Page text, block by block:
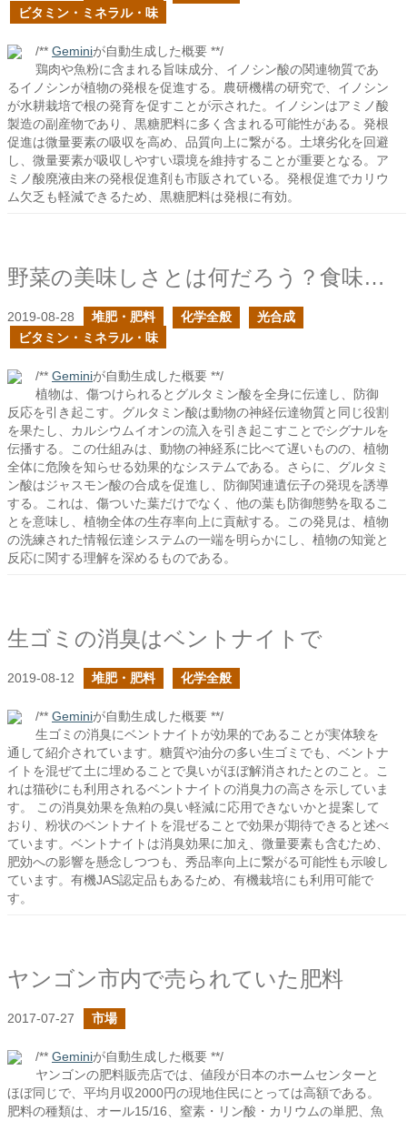
ビタミン・ミネラル・味
/** Geminiが自動生成した概要 **/
鶏肉や魚粉に含まれる旨味成分、イノシン酸の関連物質であ
るイノシンが植物の発根を促進する。農研機構の研究で、イノシン
が水耕栽培で根の発育を促すことが示された。イノシンはアミノ酸
製造の副産物であり、黒糖肥料に多く含まれる可能性がある。発根
促進は微量要素の吸収を高め、品質向上に繋がる。土壌劣化を回避
し、微量要素が吸収しやすい環境を維持することが重要となる。ア
ミノ酸廃液由来の発根促進剤も市販されている。発根促進でカリウ
ム欠乏も軽減できるため、黒糖肥料は発根に有効。
野菜の美味しさとは何だろう？食味の向上
2019-08-28 堆肥・肥料 化学全般
光合成
ビタミン・ミネラル・味
/** Geminiが自動生成した概要 **/
植物は、傷つけられるとグルタミン酸を全身に伝達し、防御
反応を引き起こす。グルタミン酸は動物の神経伝達物質と同じ役割
を果たし、カルシウムイオンの流入を引き起こすことでシグナルを
伝播する。この仕組みは、動物の神経系に比べて遅いものの、植物
全体に危険を知らせる効果的なシステムである。さらに、グルタミ
ン酸はジャスモン酸の合成を促進し、防御関連遺伝子の発現を誘導
する。これは、傷ついた葉だけでなく、他の葉も防御態勢を取るこ
とを意味し、植物全体の生存率向上に貢献する。この発見は、植物
の洗練された情報伝達システムの一端を明らかにし、植物の知覚と
反応に関する理解を深めるものである。
生ゴミの消臭はベントナイトで
2019-08-12 堆肥・肥料 化学全般
/** Geminiが自動生成した概要 **/
生ゴミの消臭にベントナイトが効果的であることが実体験を
通して紹介されています。糖質や油分の多い生ゴミでも、ベントナ
イトを混ぜて土に埋めることで臭いがほぼ解消されたとのこと。こ
れは猫砂にも利用されるベントナイトの消臭力の高さを示していま
す。 この消臭効果を魚粕の臭い軽減に応用できないかと提案して
おり、粉状のベントナイトを混ぜることで効果が期待できると述べ
ています。ベントナイトは消臭効果に加え、微量要素も含むため、
肥効への影響を懸念しつつも、秀品率向上に繋がる可能性も示唆し
ています。有機JAS認定品もあるため、有機栽培にも利用可能で
す。
ヤンゴン市内で売られていた肥料
2017-07-27 市場
/** Geminiが自動生成した概要 **/
ヤンゴンの肥料販売店では、値段が日本のホームセンターと
ほぼ同じで、平均月収2000円の現地住民にとっては高額である。
肥料の種類は、オール15/16、窒素・リン酸・カリウムの単肥、魚